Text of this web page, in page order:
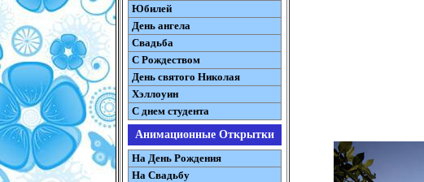
Юбилей
День ангела
Свадьба
С Рождеством
День святого Николая
Хэллоуин
С днем студента
Анимационные Открытки
На День Рождения
На Свадьбу